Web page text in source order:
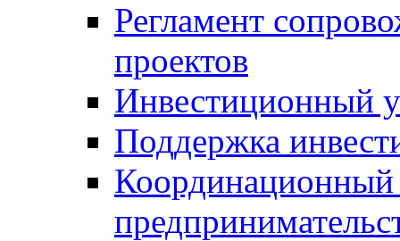
Регламент
проектов
Инвестиционный
Поддержка
Координационный